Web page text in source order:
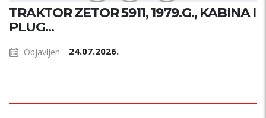
TRAKTOR ZETOR 5911, 1979.G., KABINA I
PLUG...
Objavljen 24.07.2026.